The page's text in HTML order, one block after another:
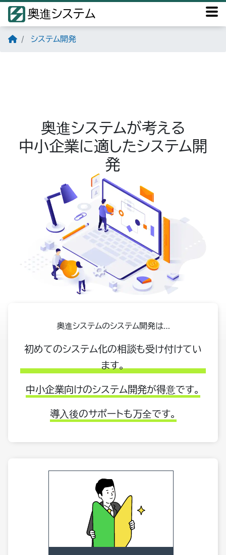
奥進システム
システム開発
奥進システムが考える
中小企業に適したシステム開
発
奥進システムのシステム開発は…
初めてのシステム化の相談も受け付けてい
ます。
中小企業向けのシステム開発が得意です。
導入後のサポートも万全です。